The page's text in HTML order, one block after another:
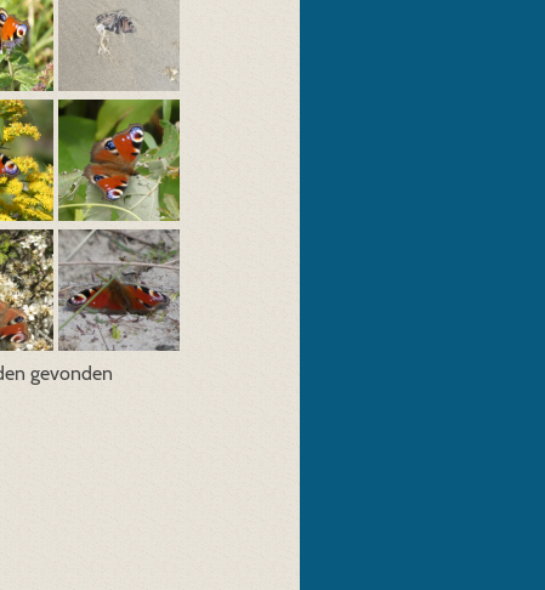
gevonden